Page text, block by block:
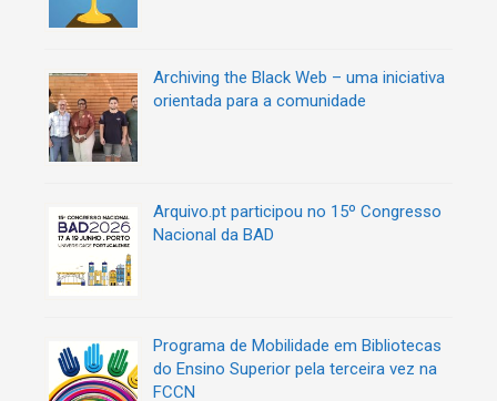
Archiving the Black Web – uma iniciativa
orientada para a comunidade
Arquivo.pt participou no 15º Congresso
Nacional da BAD
Programa de Mobilidade em Bibliotecas
do Ensino Superior pela terceira vez na
FCCN